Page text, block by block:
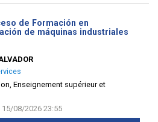
de Formación en
de máquinas industriales
Enseignement supérieur et
08/2026 23:55